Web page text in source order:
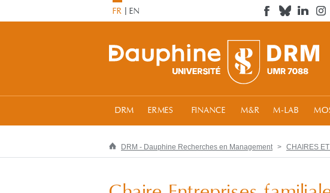
FR EN
DRM ERMES FINANCE M&R M-LAB
DRM - Dauphine Recherches en Management CHAIRES